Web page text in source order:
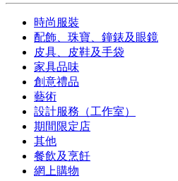
時尚服裝
配飾、珠寶、鐘錶及眼鏡
皮具、皮鞋及手袋
家具品味
創意禮品
藝術
設計服務（工作室）
期間限定店
其他
餐飲及烹飪
網上購物